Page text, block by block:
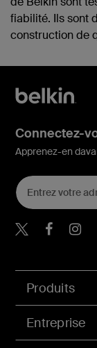
fiabilité. Ils sont
construction de
Produits
Entreprise
Connectez-
Apprenez-en
Belkin